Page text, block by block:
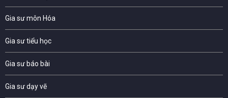
Gia sư môn Hóa
Gia sư tiểu học
Gia sư báo bài
Gia sư dạy vẽ